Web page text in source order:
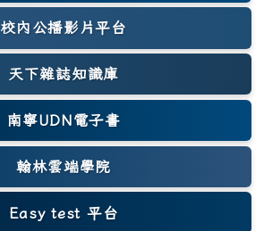
校內公播影片平台
天下雜誌知識庫
(另開新視窗)
南寧UDN電子書
翰林雲端學院
Easy test 平台
(另開新視窗)